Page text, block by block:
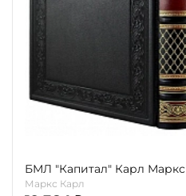
БМЛ "Капитал" Карл Маркс
Маркс Карл